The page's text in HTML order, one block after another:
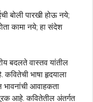
बोली पारखी होऊ नये;
कामा नये; हा संदेश
बदलते वास्तव यांतील
भाषा हृदयाला
भावनांची आवाहकता
आहे. कवितेतील अंतर्गत